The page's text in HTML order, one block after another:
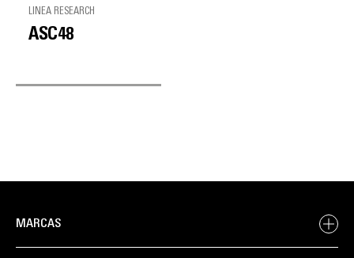
LINEA RESEARCH
ASC48
MARCAS